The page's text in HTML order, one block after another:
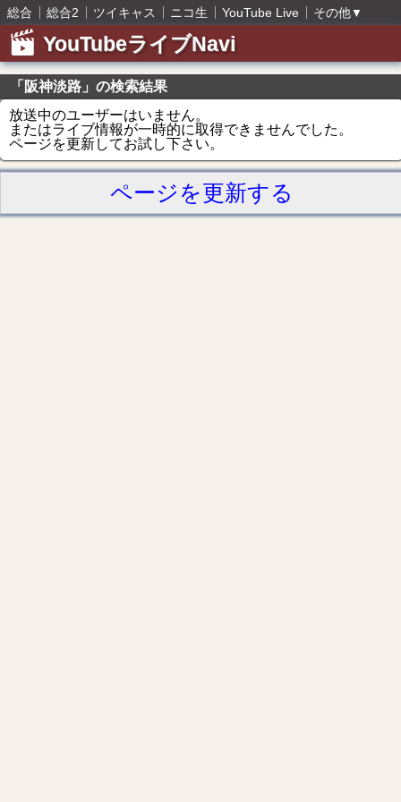
総合 総合2 ツイキャス ニコ生 YouTube Live その他▼
YouTubeライブNavi
「阪神淡路」の検索結果
放送中のユーザーはいません。
またはライブ情報が一時的に取得できませんでした。
ページを更新してお試し下さい。
ページを更新する